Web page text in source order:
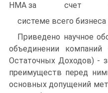
НМА за счет
системе всего
Приведено научное
объединении
Остаточных Доходов) -
преимуществ перед
основных допущений